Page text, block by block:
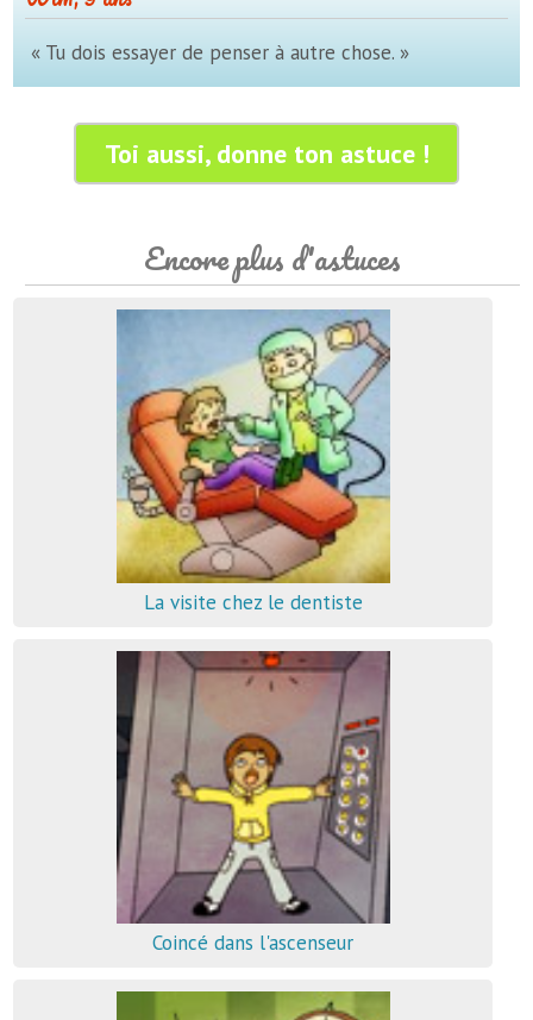
« Tu dois essayer de penser à autre chose. »
Toi aussi, donne ton astuce !
Encore plus d'astuces
La visite chez le dentiste
Coincé dans l'ascenseur